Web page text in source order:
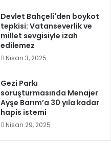
Devlet Bahçeli'den boykot
tepkisi: Vatanseverlik ve
millet sevgisiyle izah
edilemez
Nisan 3, 2025
Gezi Parkı
soruşturmasında Menajer
Ayşe Barım’a 30 yıla kadar
hapis istemi
Nisan 29, 2025